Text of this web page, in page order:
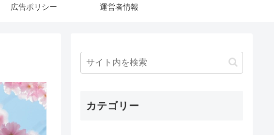
広告ポリシー 運営者情報
カテゴリー